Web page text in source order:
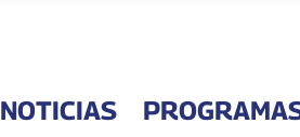
NOTICIAS